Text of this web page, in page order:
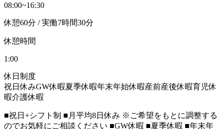
08:00~16:30
休憩60分 / 実働7時間30分
休憩時間
1:00
休日制度
祝日休みGW休暇夏季休暇年末年始休暇産前産後休暇育児休
暇介護休暇
■祝日+シフト制 ■月平均8日休み ※ご希望をもとに調整する
のでお気軽にご相談ください ■GW休暇 ■夏季休暇 ■年末年